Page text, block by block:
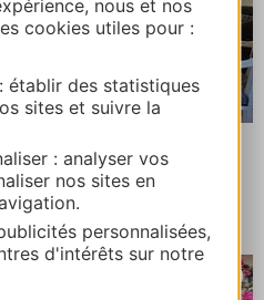
nous et nos
cookies utiles pour :
établir des statistiques
sites et suivre la
: analyser vos
nos sites en
personnalisées,
d'intérêts sur notre